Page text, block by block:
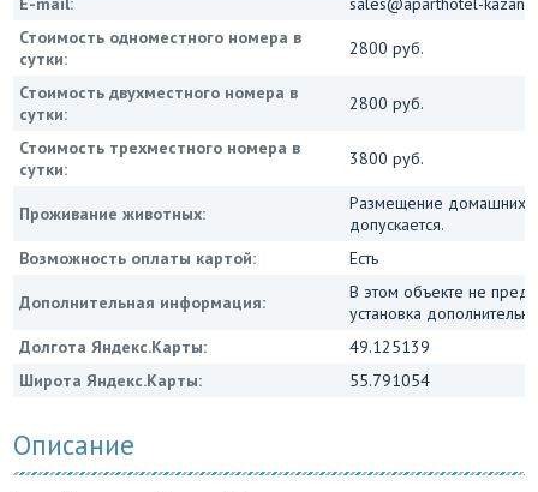
Стоимость одноместного номера в
сутки:
2800 руб.
Стоимость двухместного номера в
сутки:
2800 руб.
Стоимость трехместного номера в
сутки:
3800 руб.
Проживание животных:
Размещение домашних
допускается.
Возможность оплаты картой:
Есть
Дополнительная информация:
В этом объекте не
установка
Долгота Яндекс.Карты:
49.125139
Широта Яндекс.Карты:
55.791054
Описание